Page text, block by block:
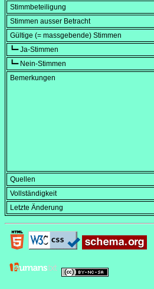
Stimmbeteiligung
Stimmen ausser Betracht
Gültige (= massgebende) Stimmen
┗━ Ja-Stimmen
┗━ Nein-Stimmen
Bemerkungen
Quellen
Vollständigkeit
Letzte Änderung